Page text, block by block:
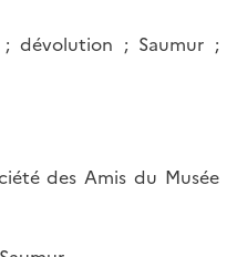
dévolution ; Saumur ;
des Amis du Musée